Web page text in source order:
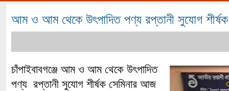
আম ও আম থেকে উৎপাদিত পণ্য রপ্তানী সুযোগ শীর্ষক
চাঁপাইবাবগঞ্জে আম ও আম থেকে উৎপাদিত
পণ্য রপ্তানী সুযোগ শীর্ষক সেমিনার আজ